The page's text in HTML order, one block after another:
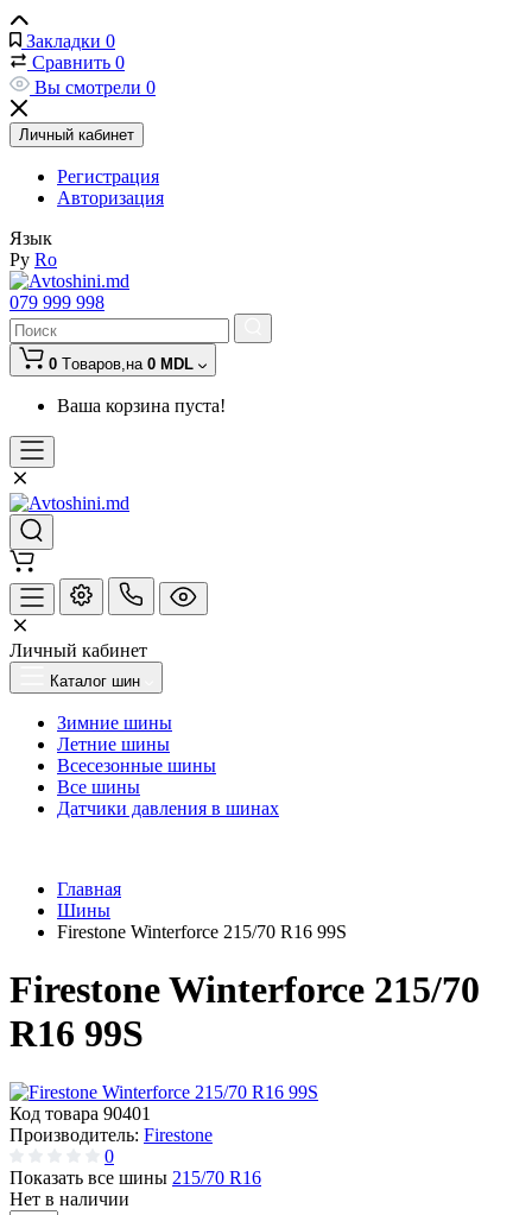
Закладки 0
Сравнить 0
Вы смотрели 0
Личный кабинет
Регистрация
Авторизация
Язык
Ру Ro
079 999 998
0 Tоваров,на 0 MDL
Ваша корзина пуста!
Личный кабинет
Каталог шин
Зимние шины
Летние шины
Всесезонные шины
Все шины
Датчики давления в шинах
Главная
Шины
Firestone Winterforce 215/70 R16 99S
Firestone Winterforce 215/70
R16 99S
Код товара 90401
Производитель: Firestone
0
Показать все шины 215/70 R16
Нет в наличии